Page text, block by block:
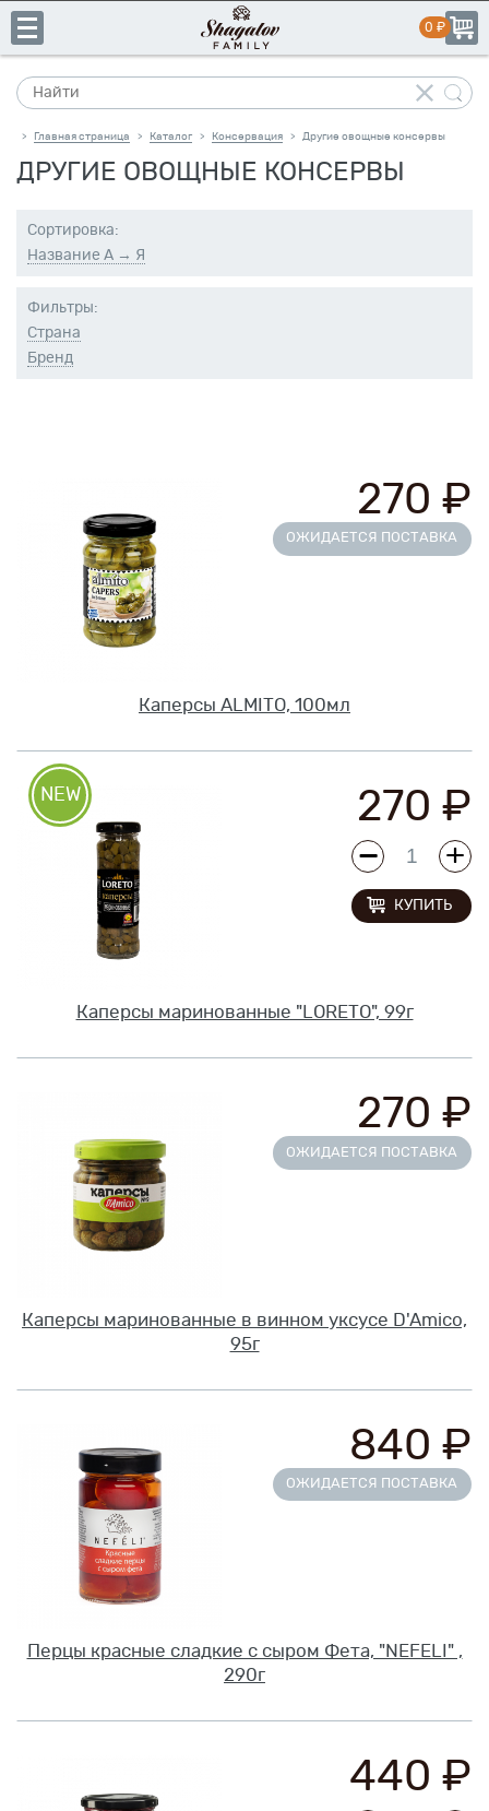
+7
(831)
14-
41
Оплата/доставка
Контакты
О нас
сб-вс:выходной
Главная страница > Каталог > Консервация > Другие овощные консервы
ДРУГИЕ ОВОЩНЫЕ КОНСЕРВЫ
Сортировка:
Название А → Я
Фильтры:
Страна
Бренд
Каперсы ALMITO, 100мл
270 ₽
ОЖИДАЕТСЯ ПОСТАВКА
Каперсы маринованные "LORETO", 99г
270 ₽
КУПИТЬ
Каперсы маринованные в винном уксусе D'Amico,
95г
270 ₽
ОЖИДАЕТСЯ ПОСТАВКА
Перцы красные сладкие с сыром Фета, "NEFELI" ,
290г
840 ₽
ОЖИДАЕТСЯ ПОСТАВКА
440 ₽